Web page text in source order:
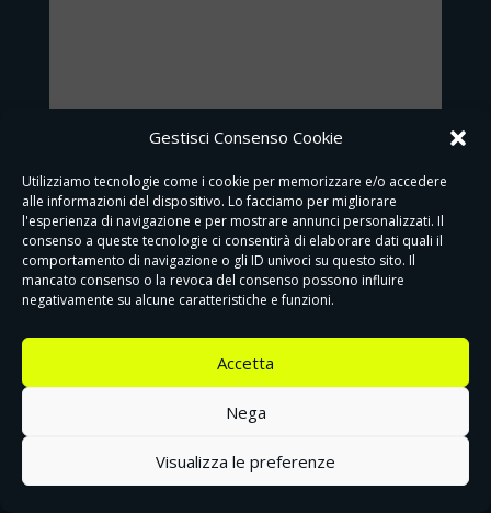
Gestisci Consenso Cookie
Utilizziamo tecnologie come i cookie per memorizzare e/o accedere
alle informazioni del dispositivo. Lo facciamo per migliorare
l'esperienza di navigazione e per mostrare annunci personalizzati. Il
consenso a queste tecnologie ci consentirà di elaborare dati quali il
comportamento di navigazione o gli ID univoci su questo sito. Il
mancato consenso o la revoca del consenso possono influire
negativamente su alcune caratteristiche e funzioni.
Accetta
Nega
Visualizza le preferenze